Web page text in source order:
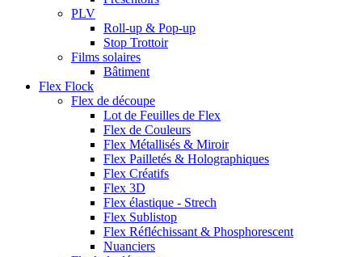
PLV
Roll-up & Pop-up
Stop Trottoir
Films solaires
Bâtiment
Flex Flock
Flex de découpe
Lot de Feuilles de Flex
Flex de Couleurs
Flex Métallisés & Miroir
Flex Pailletés & Holographiques
Flex Créatifs
Flex 3D
Flex élastique - Strech
Flex Sublistop
Flex Réfléchissant & Phosphorescent
Nuanciers